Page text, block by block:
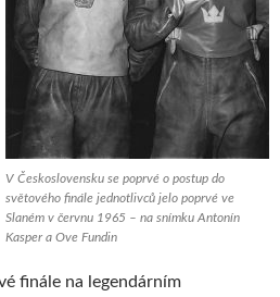
V Československu se poprvé o postup do
světového finále jednotlivců jelo poprvé ve
Slaném v červnu 1965 – na snímku Antonín
Kasper a Ove Fundin
finále na legendárním